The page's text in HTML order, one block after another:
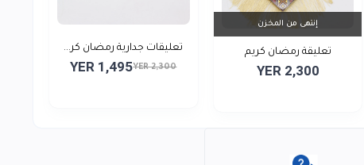
إنتهى من المخزن
تعليقة رمضان كريم
YER 2,300
تعليقات جدارية رمضان كر...
YER 2,300
YER 1,495